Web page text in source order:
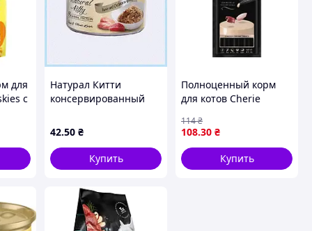
для
с
- По
Натурал Китти
консервированный
8C946830A
42.50 ₴
Купить
Полноценный корм
для котов Cherie
Кремовое пюре из
курицы 4х12 г (04690)
108.30 ₴
114₴
Купить